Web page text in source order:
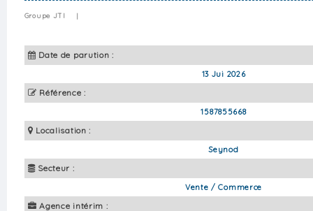
Groupe JTI |
Date de parution :
13 Jui 2026
Référence :
1587855668
Localisation :
Seynod
Secteur :
Vente / Commerce
Agence intérim :